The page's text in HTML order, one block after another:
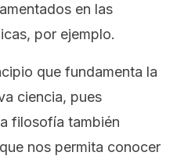
en las
por ejemplo.
que fundamenta la
ciencia, pues
filosofía también
nos permita conocer